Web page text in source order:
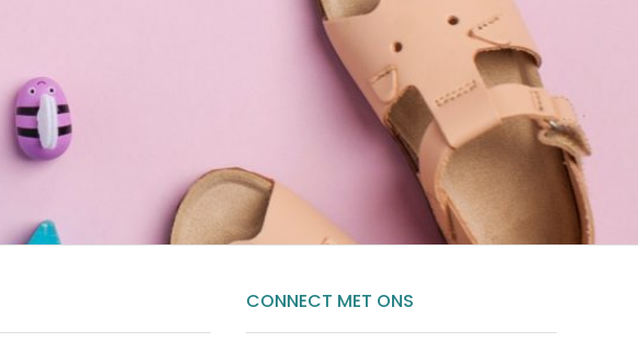
CONNECT MET ONS